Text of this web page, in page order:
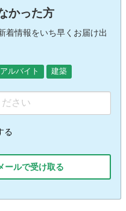
かった方
着情報をいち早くお届け出
アルバイト 建築
る
ールで受け取る